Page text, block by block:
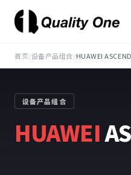
首页/设备产品组合/HUAWEI
设备产品组合
HUAWEI